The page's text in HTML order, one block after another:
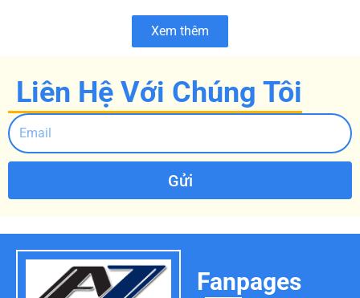
Xem thêm
Liên Hệ Với Chúng Tôi
Gửi
Fanpages